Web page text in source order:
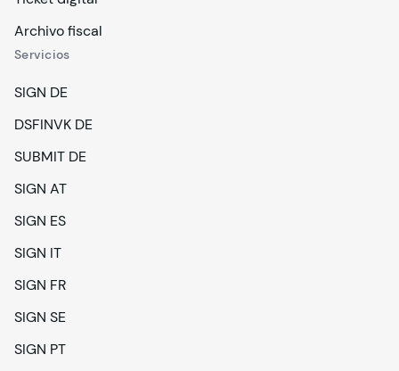
Archivo fiscal
Servicios
SIGN DE
DSFINVK DE
SUBMIT DE
SIGN AT
SIGN ES
SIGN IT
SIGN FR
SIGN SE
SIGN PT